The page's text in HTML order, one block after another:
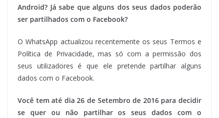
Android? Já sabe que alguns dos seus dados poderão
ser partilhados com o Facebook?
O WhatsApp actualizou recentemente os seus Termos e
Política de Privacidade, mas só com a permissão dos
seus utilizadores é que ele pretende partilhar alguns
dados com o Facebook.
Você tem até dia 26 de Setembro de 2016 para decidir
se quer ou não partilhar os seus dados com o